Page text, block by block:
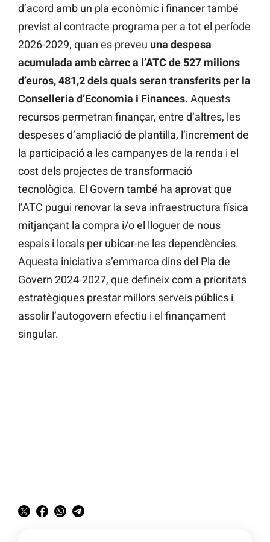
d’acord amb un pla econòmic i financer també
previst al contracte programa per a tot el període
2026-2029, quan es preveu una despesa
acumulada amb càrrec a l’ATC de 527 milions
d’euros, 481,2 dels quals seran transferits per la
Conselleria d’Economia i Finances. Aquests
recursos permetran finançar, entre d’altres, les
despeses d’ampliació de plantilla, l’increment de
la participació a les campanyes de la renda i el
cost dels projectes de transformació
tecnològica. El Govern també ha aprovat que
l’ATC pugui renovar la seva infraestructura física
mitjançant la compra i/o el lloguer de nous
espais i locals per ubicar-ne les dependències.
Aquesta iniciativa s’emmarca dins del Pla de
Govern 2024-2027, que defineix com a prioritats
estratègiques prestar millors serveis públics i
assolir l’autogovern efectiu i el finançament
singular.